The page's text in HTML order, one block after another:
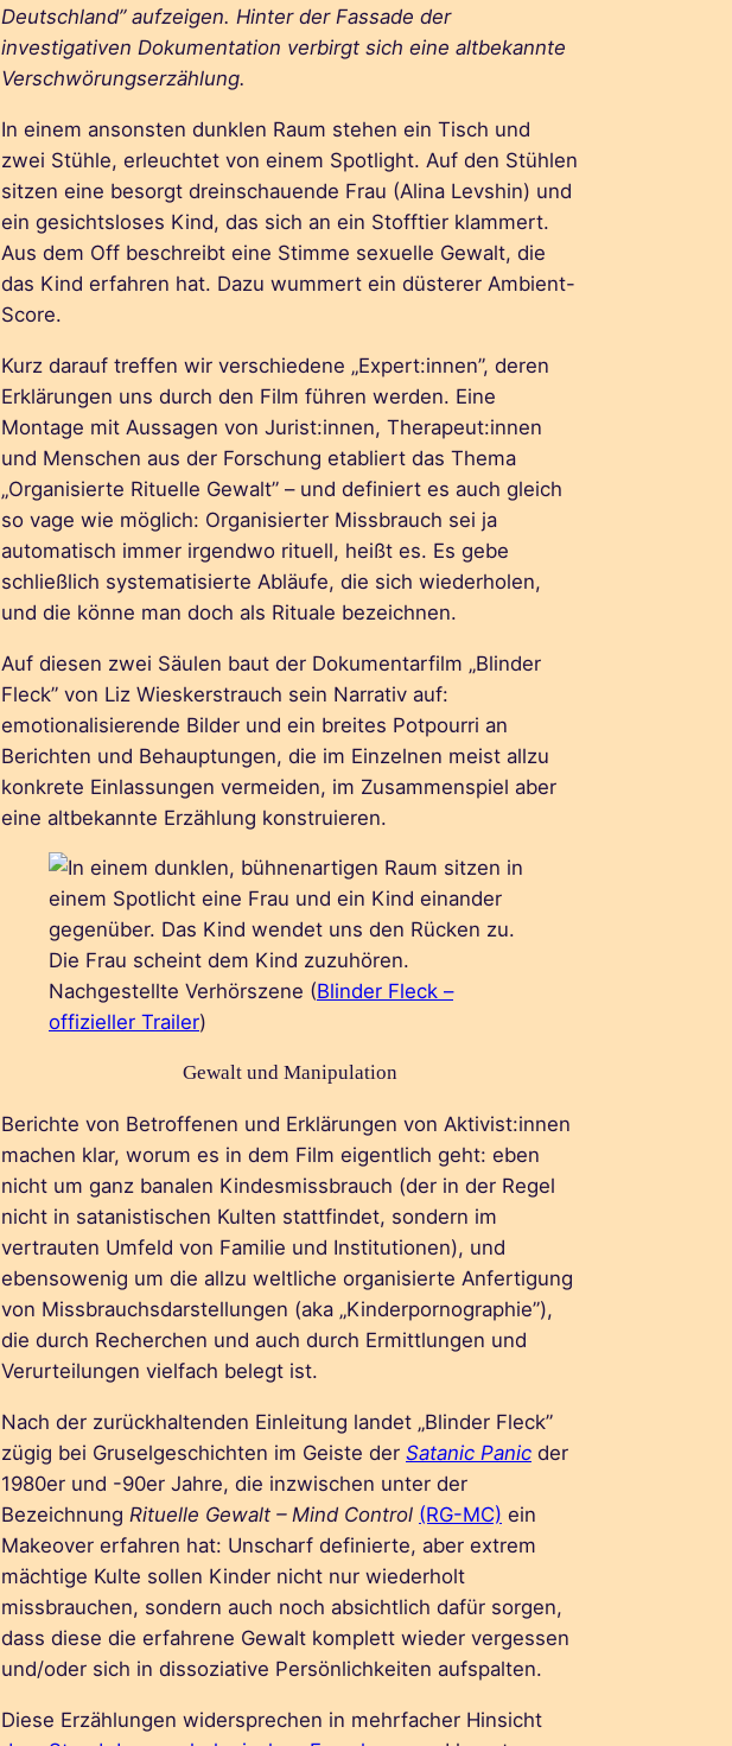
Deutschland” aufzeigen. Hinter der Fassade der
investigativen Dokumentation verbirgt sich eine altbekannte
Verschwörungserzählung.
In einem ansonsten dunklen Raum stehen ein Tisch und
zwei Stühle, erleuchtet von einem Spotlight. Auf den Stühlen
sitzen eine besorgt dreinschauende Frau (Alina Levshin) und
ein gesichtsloses Kind, das sich an ein Stofftier klammert.
Aus dem Off beschreibt eine Stimme sexuelle Gewalt, die
das Kind erfahren hat. Dazu wummert ein düsterer Ambient-
Score.
Kurz darauf treffen wir verschiedene „Expert:innen”, deren
Erklärungen uns durch den Film führen werden. Eine
Montage mit Aussagen von Jurist:innen, Therapeut:innen
und Menschen aus der Forschung etabliert das Thema
„Organisierte Rituelle Gewalt” – und definiert es auch gleich
so vage wie möglich: Organisierter Missbrauch sei ja
automatisch immer irgendwo rituell, heißt es. Es gebe
schließlich systematisierte Abläufe, die sich wiederholen,
und die könne man doch als Rituale bezeichnen.
Auf diesen zwei Säulen baut der Dokumentarfilm „Blinder
Fleck” von Liz Wieskerstrauch sein Narrativ auf:
emotionalisierende Bilder und ein breites Potpourri an
Berichten und Behauptungen, die im Einzelnen meist allzu
konkrete Einlassungen vermeiden, im Zusammenspiel aber
eine altbekannte Erzählung konstruieren.
Nachgestellte Verhörszene (Blinder Fleck –
offizieller Trailer)
Gewalt und Manipulation
Berichte von Betroffenen und Erklärungen von Aktivist:innen
machen klar, worum es in dem Film eigentlich geht: eben
nicht um ganz banalen Kindesmissbrauch (der in der Regel
nicht in satanistischen Kulten stattfindet, sondern im
vertrauten Umfeld von Familie und Institutionen), und
ebensowenig um die allzu weltliche organisierte Anfertigung
von Missbrauchsdarstellungen (aka „Kinderpornographie”),
die durch Recherchen und auch durch Ermittlungen und
Verurteilungen vielfach belegt ist.
Nach der zurückhaltenden Einleitung landet „Blinder Fleck”
zügig bei Gruselgeschichten im Geiste der Satanic Panic der
1980er und -90er Jahre, die inzwischen unter der
Bezeichnung Rituelle Gewalt – Mind Control (RG-MC) ein
Makeover erfahren hat: Unscharf definierte, aber extrem
mächtige Kulte sollen Kinder nicht nur wiederholt
missbrauchen, sondern auch noch absichtlich dafür sorgen,
dass diese die erfahrene Gewalt komplett wieder vergessen
und/oder sich in dissoziative Persönlichkeiten aufspalten.
Diese Erzählungen widersprechen in mehrfacher Hinsicht